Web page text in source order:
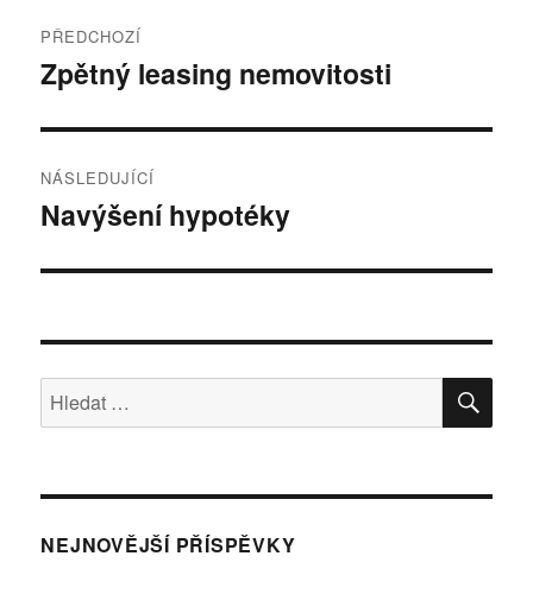
pro
PŘEDCHOZÍ
Předchozí
Zpětný leasing nemovitosti
NÁSLEDUJÍCÍ
Následující
Navýšení hypotéky
Hledat:
NEJNOVĚJŠÍ PŘÍSPĚVKY